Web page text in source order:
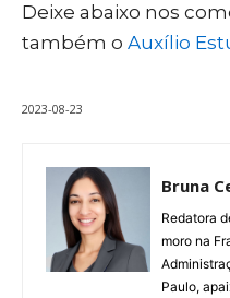
Deixe abaixo nos
também o Auxílio
2023-08-23
Bruna
Redatora
moro na
Paulo,